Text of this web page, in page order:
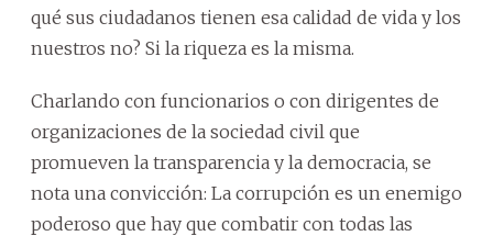
qué sus ciudadanos tienen esa calidad de vida y los
nuestros no? Si la riqueza es la misma.
Charlando con funcionarios o con dirigentes de
organizaciones de la sociedad civil que
promueven la transparencia y la democracia, se
nota una convicción: La corrupción es un enemigo
poderoso que hay que combatir con todas las